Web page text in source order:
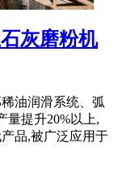
灰磨粉机
油润滑系统、弧
量提升20%以上,
品,被广泛应用于